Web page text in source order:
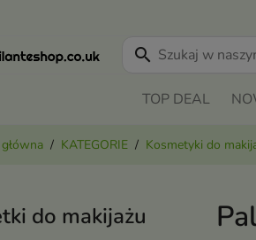
search
TOP DEAL
KATEGORIE Kosmetyki do
do makijażu